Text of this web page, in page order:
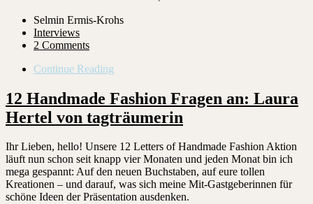
Selmin Ermis-Krohs
Interviews
2 Comments
Continue Reading
12 Handmade Fashion Fragen an: Laura
Hertel von tagträumerin
Ihr Lieben, hello! Unsere 12 Letters of Handmade Fashion Aktion
läuft nun schon seit knapp vier Monaten und jeden Monat bin ich
mega gespannt: Auf den neuen Buchstaben, auf eure tollen
Kreationen – und darauf, was sich meine Mit-Gastgeberinnen für
schöne Ideen der Präsentation ausdenken.